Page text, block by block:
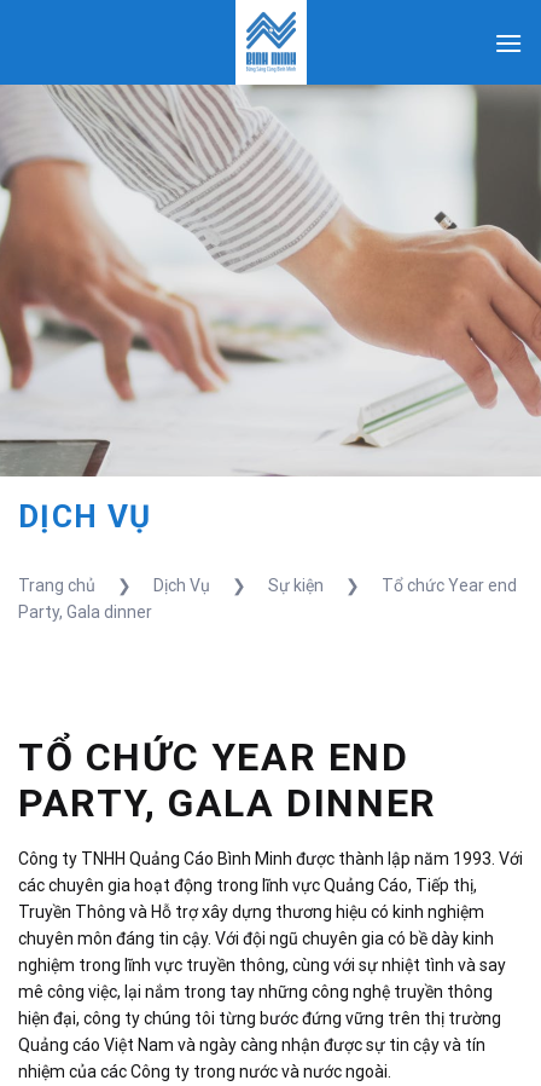
DỊCH VỤ
Trang chủ ❯ Dịch Vụ ❯ Sự kiện ❯
Tổ chức Year end
Party, Gala dinner
TỔ CHỨC YEAR END
PARTY, GALA DINNER
Công ty TNHH Quảng Cáo Bình Minh được thành lập năm 1993. Với
các chuyên gia hoạt động trong lĩnh vực Quảng Cáo, Tiếp thị,
Truyền Thông và Hỗ trợ xây dựng thương hiệu có kinh nghiệm
chuyên môn đáng tin cậy. Với đội ngũ chuyên gia có bề dày kinh
nghiệm trong lĩnh vực truyền thông, cùng với sự nhiệt tình và say
mê công việc, lại nắm trong tay những công nghệ truyền thông
hiện đại, công ty chúng tôi từng bước đứng vững trên thị trường
Quảng cáo Việt Nam và ngày càng nhận được sự tin cậy và tín
nhiệm của các Công ty trong nước và nước ngoài.